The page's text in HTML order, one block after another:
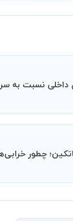
داخلی نسبت به
چطور